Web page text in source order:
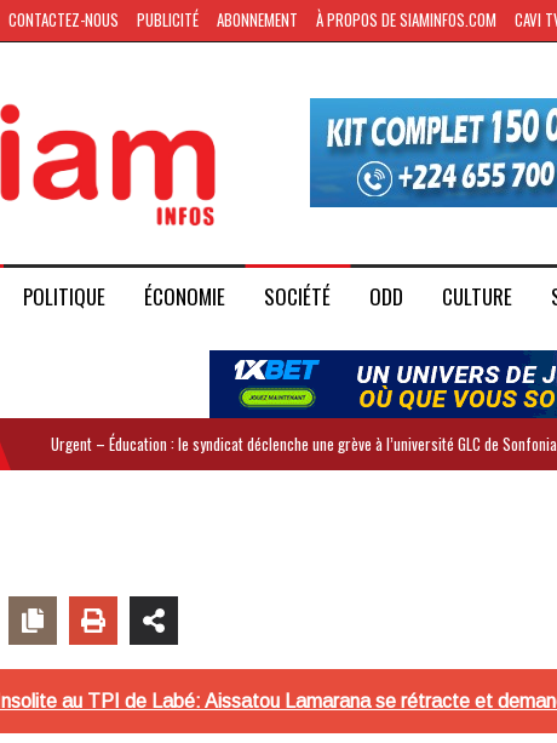
CONTACTEZ-NOUS PUBLICITÉ ABONNEMENT À PROPOS DE SIAMINFOS.COM CAVI
POLITIQUE ÉCONOMIE SOCIÉTÉ ODD CULTURE
Urgent – Éducation : le syndicat déclenche une grève à l’université GLC de Sonfonia
Insolite au TPI de Labé: Aissatou Lamarana se rétracte et